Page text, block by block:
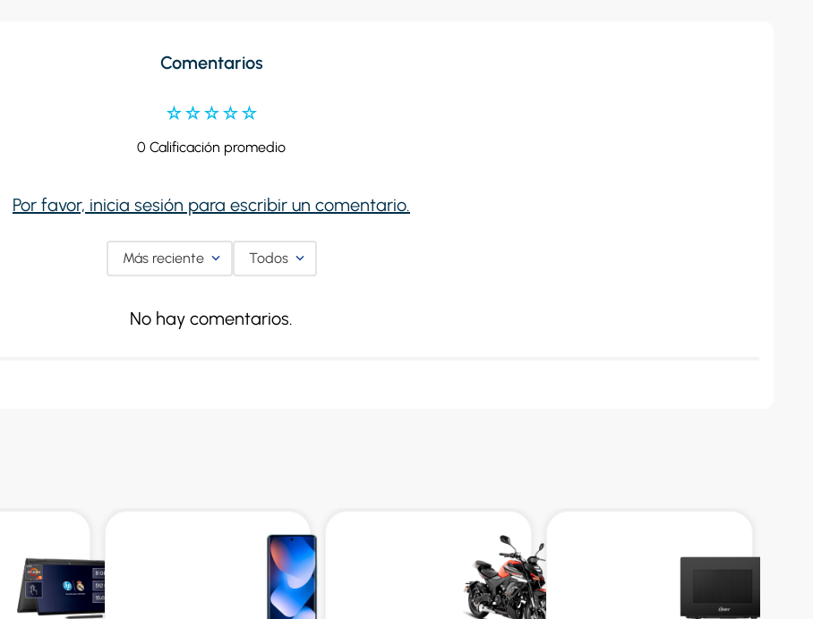
Comentarios
☆☆☆☆☆
0 Calificación promedio
Por favor, inicia sesión para escribir un comentario.
Más reciente Todos
No hay comentarios.